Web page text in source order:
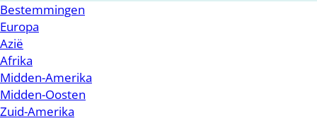
Bestemmingen
Europa
Azië
Afrika
Midden-Amerika
Midden-Oosten
Zuid-Amerika